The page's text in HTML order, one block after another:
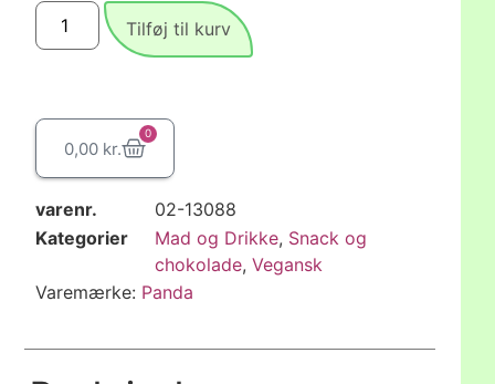
Tilføj til kurv
0,00 kr.
0
varenr.
02-13088
Kategorier
Mad og Drikke, Snack og
chokolade,Vegansk
Varemærke: Panda